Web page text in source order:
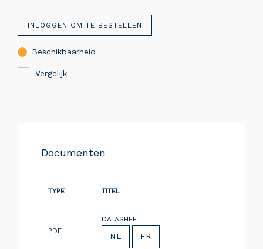
INLOGGEN OM TE BESTELLEN
Beschikbaarheid
Vergelijk
Documenten
TYPE TITEL
PDF
DATASHEET
NL FR